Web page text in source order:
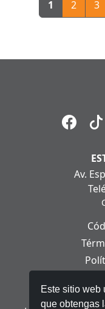
Este sitio web
que obtengas
1 2 3
Av.